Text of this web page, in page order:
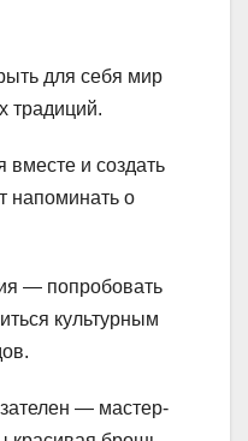
для себя мир
традиций.
и создать
напоминать о
— попробовать
культурным
— мастер-